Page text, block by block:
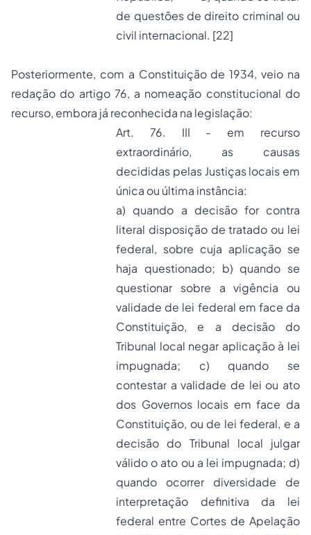
de questões de direito criminal ou
civil internacional. [22]
Posteriormente, com a Constituição de 1934, veio na
redação do artigo 76, a nomeação constitucional do
recurso, embora já reconhecida na legislação:
Art. 76. III - em recurso
extraordinário, as causas
decididas pelas Justiças locais em
única ou última instância:
a) quando a decisão for contra
literal disposição de tratado ou lei
federal, sobre cuja aplicação se
haja questionado; b) quando se
questionar sobre a vigência ou
validade de lei federal em face da
Constituição, e a decisão do
Tribunal local negar aplicação à lei
impugnada; c) quando se
contestar a validade de lei ou ato
dos Governos locais em face da
Constituição, ou de lei federal, e a
decisão do Tribunal local julgar
válido o ato ou a lei impugnada; d)
quando ocorrer diversidade de
interpretação definitiva da lei
federal entre Cortes de Apelação